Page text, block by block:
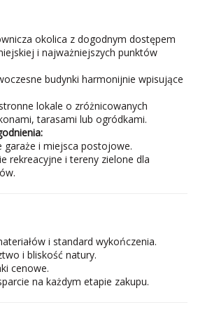
okolica z dogodnym dostępem
i najważniejszych punktów
budynki harmonijnie wpisujące
lokale o zróżnicowanych
tarasami lub ogródkami.
garaże i miejsca postojowe.
rekreacyjne i tereny zielone dla
i standard wykończenia.
i bliskość natury.
cenowe.
na każdym etapie zakupu.